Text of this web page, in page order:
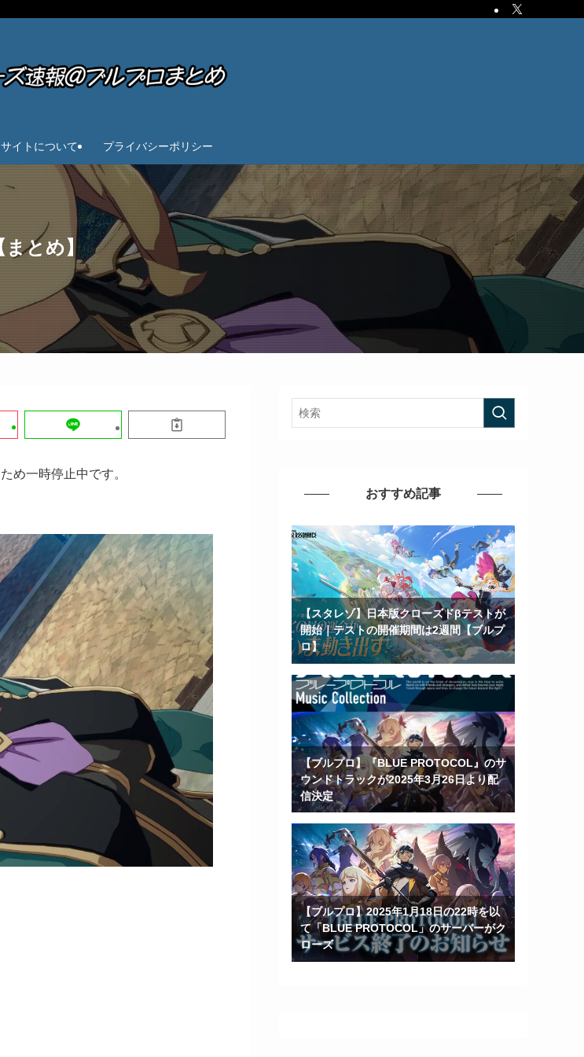
イトについて プライバシーポリシー
まとめ】
め一時停止中です。
おすすめ記事
【スタレゾ】日本版クローズドβテストが
開始｜テストの開催期間は2週間【ブルプ
ロ】
【ブルプロ】『BLUE PROTOCOL』のサ
ウンドトラックが2025年3月26日より配
信決定
【ブルプロ】2025年1月18日の22時を以
て「BLUE PROTOCOL」のサーバーがク
ローズ